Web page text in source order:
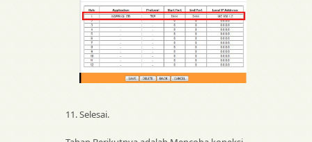
Selesai.